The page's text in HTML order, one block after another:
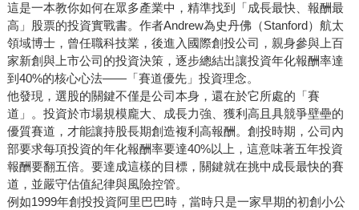
這是一本教你如何在眾多產業中，精準找到「成長最快、報酬最
高」股票的投資實戰書。作者Andrew為史丹佛（Stanford）航太
領域博士，曾任職科技業，後進入國際創投公司，親身參與上百
家新創與上市公司的投資決策，逐步總結出讓投資年化報酬率達
到40%的核心心法——「賽道優先」投資理念。
他發現，選股的關鍵不僅是公司本身，還在於它所處的「賽
道」。投資於市場規模龐大、成長力強、獲利高且具競爭壁壘的
優質賽道，才能讓持股長期創造複利高報酬。創投時期，公司內
部要求每項投資的年化報酬率要達40%以上，這意味著五年投資
報酬要翻五倍。要達成這樣的目標，關鍵就在挑中成長最快的賽
道，並嚴守估值紀律與風險控管。
例如1999年創投投資阿里巴巴時，當時只是一家早期的初創小公